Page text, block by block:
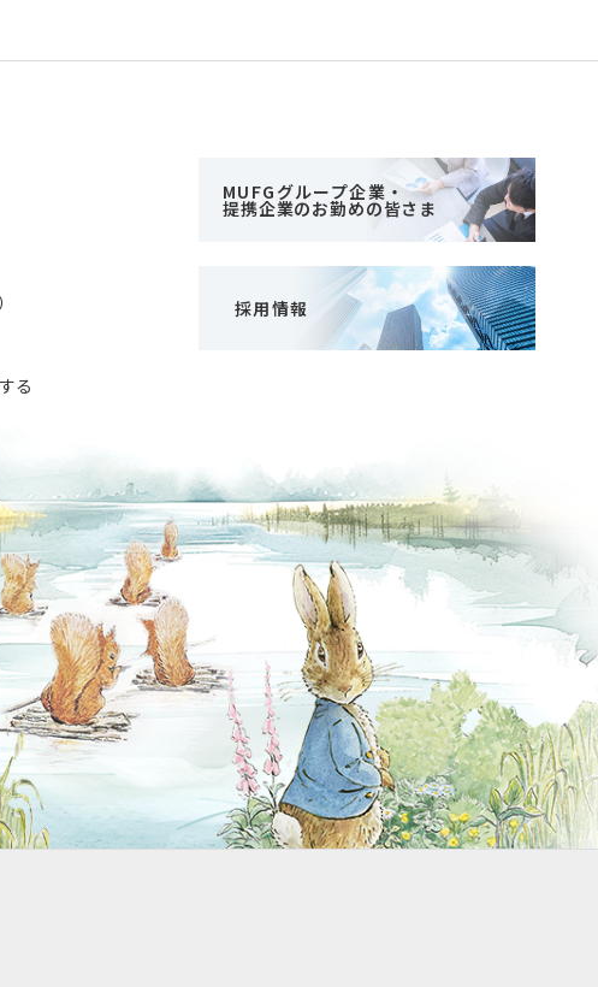
る
MUFGグループ企業・
提携企業のお勤めの皆さま
採用情報